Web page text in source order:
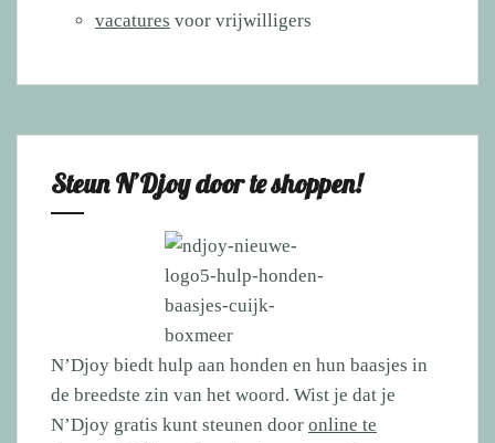
vacatures voor vrijwilligers
Steun N’Djoy door te shoppen!
N’Djoy biedt hulp aan honden en hun baasjes in
de breedste zin van het woord. Wist je dat je
N’Djoy gratis kunt steunen door online te